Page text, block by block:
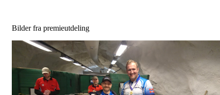
Bilder fra premieutdeling